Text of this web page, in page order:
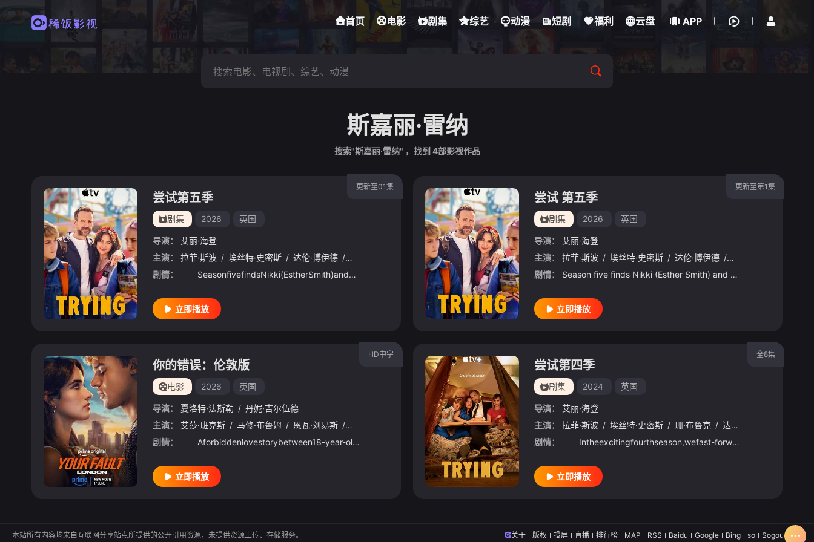
首页 电影 剧集 综艺 动漫 短剧 福利 云盘 APP
斯嘉丽·雷纳
搜索"斯嘉丽·雷纳" ，找到 4部影视作品
更新至01集
尝试第五季
剧集 2026 英国
导演：
艾丽·海登
主演：
拉菲·斯波 / 埃丝特·史密斯 / 达伦·博伊德 / 珊·布鲁克 夏洛特·莱利 西莉亚·伊姆里 / 科林·摩根 斯嘉丽·雷纳 / 库珀·特纳 吉米索拉·艾库美罗
剧情：
SeasonfivefindsNikki(EstherSmith)andJason(RafeSpall)dealingwiththeconsequencesofPrincess(ScarlettR
立即播放
更新至第1集
尝试 第五季
剧集 2026 英国
导演：
艾丽·海登
主演：
拉菲·斯波 / 埃丝特·史密斯 / 达伦·博伊德 / 珊·布鲁克
剧情：
Season five finds Nikki (Esther Smith) and Jason (Rafe Spall) dealing with the consequences of Princess (Scarlett Rayner) and Tyler’s (Cooper Turner) biological mother Kat (Charlotte Riley) turning up at their doorstep, and the whirlwind of chaos she brin
立即播放
HD中字
你的错误：伦敦版
电影 2026 英国
导演： 夏洛特·法斯勒 / 丹妮·吉尔伍德
主演：
艾莎·班克斯 / 马修·布鲁姆 / 恩瓦·刘易斯 / 雷·费隆 伊芙·麦凯林 / 妮科尔·安萨里-考克斯 萨姆·布坎南 / 斯嘉丽·雷纳 / 路易莎·宾德 / 塞科·迪亚比
剧情：
Aforbiddenlovestorybetween18-year-oldNoahandstepbrotherNickfaceschallengesastheypursuedifferentpat
立即播放
全8集
尝试第四季
剧集 2024 英国
导演：
艾丽·海登
主演：
拉菲·斯波 / 埃丝特·史密斯 / 珊·布鲁克 / 达伦·博伊德
剧情：
Intheexcitingfourthseason,wefast-forwardsixyears,discoveringthatNikki(EstherSmith)andJason(RafeSpa
立即播放
关于 版权 投屏 直播 排行榜 MAP RSS Baidu Google Bing so Sogou SM
本站所有内容均来自互联网分享站点所提供的公开引用资源，未提供资源上传、存储服务。